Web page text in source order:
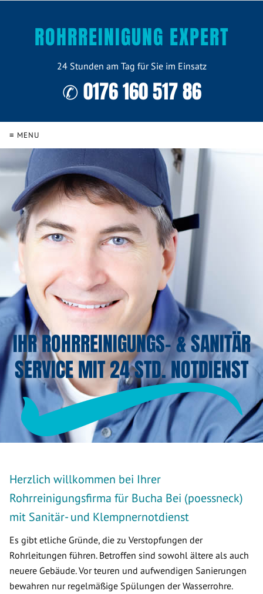
ROHRREINIGUNG EXPERT
24 Stunden am Tag für Sie im Einsatz
✆ 0176 160 517 86
≡ MENU
IHR ROHRREINIGUNGS- & SANITÄR
SERVICE MIT 24 STD. NOTDIENST
Herzlich willkommen bei Ihrer
Rohrreinigungsfirma für Bucha Bei (poessneck)
mit Sanitär- und Klempnernotdienst
Es gibt etliche Gründe, die zu Verstopfungen der
Rohrleitungen führen. Betroffen sind sowohl ältere als auch
neuere Gebäude. Vor teuren und aufwendigen Sanierungen
bewahren nur regelmäßige Spülungen der Wasserrohre.